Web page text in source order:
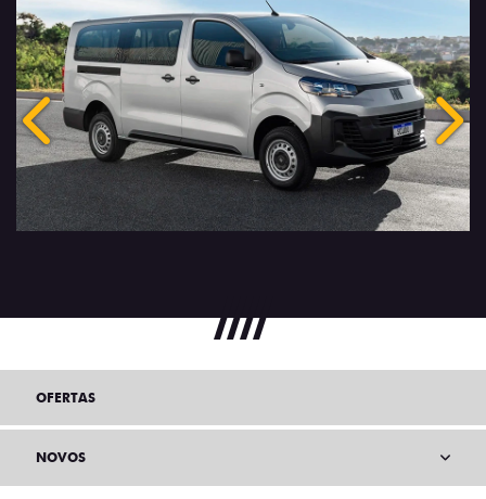
Anterior
OFERTAS
NOVOS